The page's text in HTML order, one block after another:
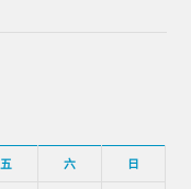
五 六 日